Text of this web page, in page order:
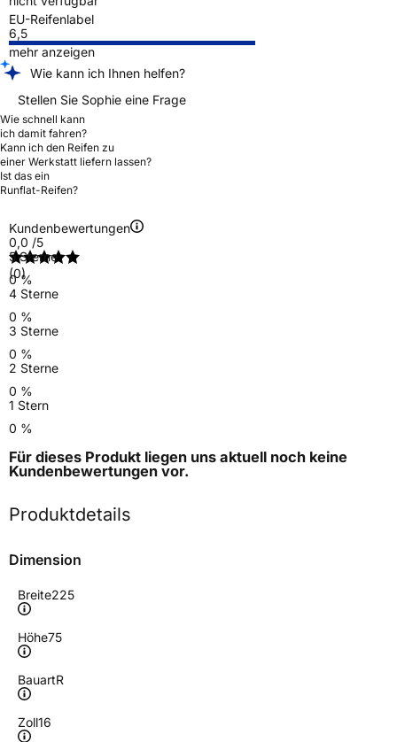
EU-Reifenlabel
6,5
mehr anzeigen
Wie kann ich Ihnen helfen?
Stellen Sie Sophie eine Frage
Wie schnell kann
ich damit fahren?
Kann ich den Reifen zu
einer Werkstatt liefern lassen?
Ist das ein
Runflat-Reifen?
Kundenbewertungen
0,0 /5
(0)
5 Sterne
0 %
4 Sterne
0 %
3 Sterne
0 %
2 Sterne
0 %
1 Stern
0 %
Für dieses Produkt liegen uns aktuell noch keine
Kundenbewertungen vor.
Produktdetails
Dimension
Breite225
Höhe75
BauartR
Zoll16